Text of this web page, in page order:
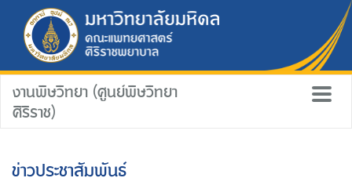
งานพิษวิทยา (ศูนย์พิษวิทยา
ศิริราช)
ข่าวประชาสัมพันธ์